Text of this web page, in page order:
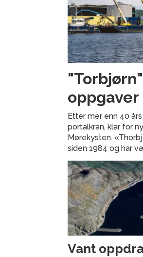
oppgaver
Etter mer enn 40
portalkran, klar for
Mørekysten.
siden 1984 og har
Vant